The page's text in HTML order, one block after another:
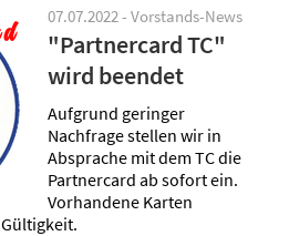
07.07.2022 - Vorstands-News
"Partnercard TC"
wird beendet
Aufgrund geringer
Nachfrage stellen wir in
Absprache mit dem TC die
Partnercard ab sofort ein.
Vorhandene Karten